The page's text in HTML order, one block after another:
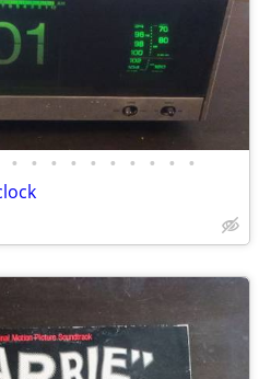
• • • • • • • • • •